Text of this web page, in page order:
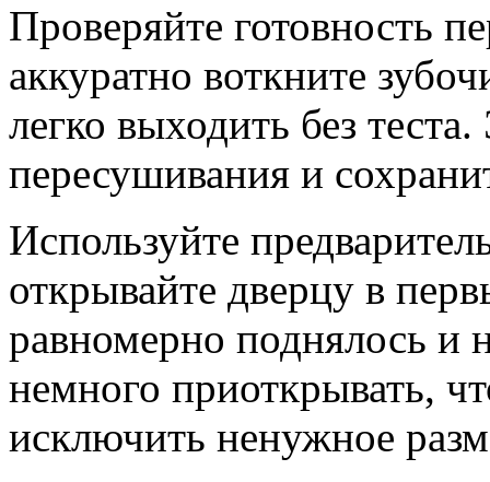
Проверяйте готовность
аккуратно воткните
легко выходить без
пересушивания и
Используйте
открывайте дверцу в
равномерно поднялось и
немного приоткрывать,
исключить ненужное